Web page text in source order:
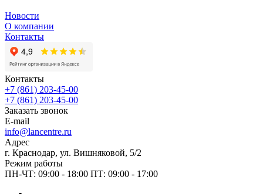
Новости
О компании
Контакты
Контакты
+7 (861) 203-45-00
+7 (861) 203-45-00
Заказать звонок
E-mail
info@lancentre.ru
Адрес
г. Краснодар, ул. Вишняковой, 5/2
Режим работы
ПН-ЧТ: 09:00 - 18:00 ПТ: 09:00 - 17:00